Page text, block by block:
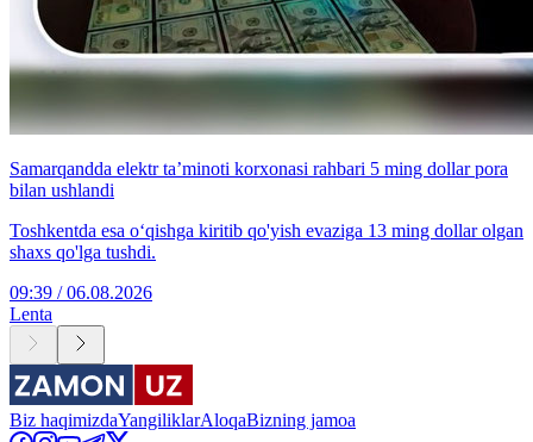
Samarqandda elektr ta’minoti korxonasi rahbari 5 ming dollar pora
bilan ushlandi
Toshkentda esa o‘qishga kiritib qo'yish evaziga 13 ming dollar olgan
shaxs qo'lga tushdi.
09:39 / 06.08.2026
Lenta
Biz haqimizdaYangiliklarAloqaBizning jamoa